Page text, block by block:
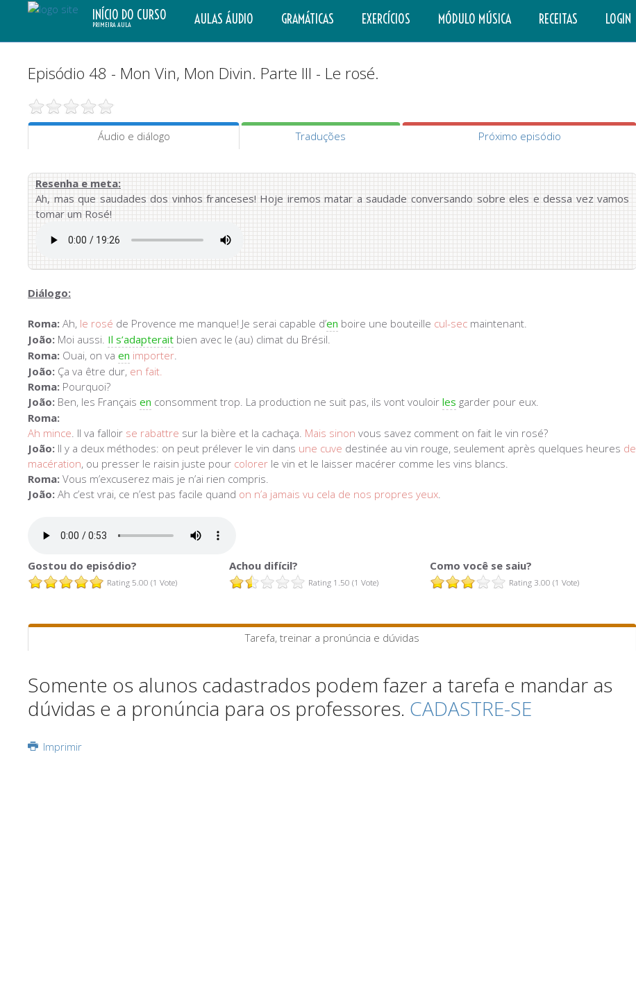
INÍCIO DO CURSO
PRIMEIRA AULA AULAS ÁUDIO GRAMÁTICAS EXERCÍCIOS MÓDULO MÚSICA RECEITAS LOGIN
Episódio 48 - Mon Vin, Mon Divin. Parte III - Le rosé.
Áudio e diálogo Traduções Próximo episódio
Resenha e meta:
Ah, mas que saudades dos vinhos franceses! Hoje iremos matar a saudade conversando sobre eles e dessa vez vamos
tomar um Rosé!
Diálogo:
Roma: Ah, le rosé de Provence me manque! Je serai capable d’en boire une bouteille cul-sec maintenant.
João: Moi aussi. Il s’adapterait bien avec le (au) climat du Brésil.
Roma: Ouai, on va en importer.
João: Ça va être dur, en fait.
Roma: Pourquoi?
João: Ben, les Français en consomment trop. La production ne suit pas, ils vont vouloir les garder pour eux.
Roma:
Ah mince. Il va falloir se rabattre sur la bière et la cachaça. Mais sinon vous savez comment on fait le vin rosé?
João: Il y a deux méthodes: on peut prélever le vin dans une cuve destinée au vin rouge, seulement après quelques heures de
macération, ou presser le raisin juste pour colorer le vin et le laisser macérer comme les vins blancs.
Roma: Vous m’excuserez mais je n’ai rien compris.
João: Ah c’est vrai, ce n’est pas facile quand on n’a jamais vu cela de nos propres yeux.
Gostou do episódio?
Rating 5.00 (1 Vote)
Achou difícil?
Rating 1.50 (1 Vote)
Como você se saiu?
Rating 3.00 (1 Vote)
Tarefa, treinar a pronúncia e dúvidas
Somente os alunos cadastrados podem fazer a tarefa e mandar as
dúvidas e a pronúncia para os professores. CADASTRE-SE
Imprimir